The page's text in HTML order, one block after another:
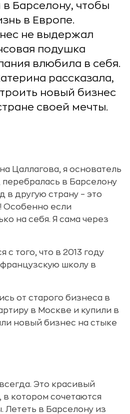
Барселону, чтобы
в Европе.
не выдержал
подушка
влюбила в себя.
рассказала,
новый бизнес
своей мечты.
Цаллагова, я основатель
в Барселону
в другую страну – это
Особенно если
на себя. Я сама через
с того, что в 2013 году
школу в
от старого бизнеса в
в Москве и купили в
новый бизнес на стыке
Это красивый
котором сочетаются
Лететь в Барселону из